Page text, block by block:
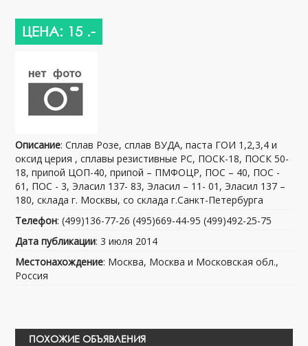
ЦЕНА: 15 .-
Описание: Сплав Розе, сплав ВУДА, паста ГОИ 1,2,3,4 и
оксид церия , сплавы резистивные РС, ПОСК-18, ПОСК 50-
18, припой ЦОП-40, припой – ПМФОЦР, ПОС – 40, ПОС -
61, ПОС - 3, Эласил 137- 83, Эласил – 11- 01, Эласил 137 –
180, склада г. Москвы, со склада г.Санкт-Петербурга
Телефон: (499)136-77-26 (495)669-44-95 (499)492-25-75
Дата публикации: 3 июля 2014
Местонахождение: Москва, Москва и Московская обл.,
Россия
ПОХОЖИЕ ОБЪЯВЛЕНИЯ